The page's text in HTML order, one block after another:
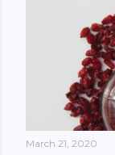
March 21, 2020